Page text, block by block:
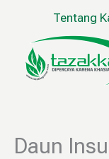
konten
Tentang
Daun